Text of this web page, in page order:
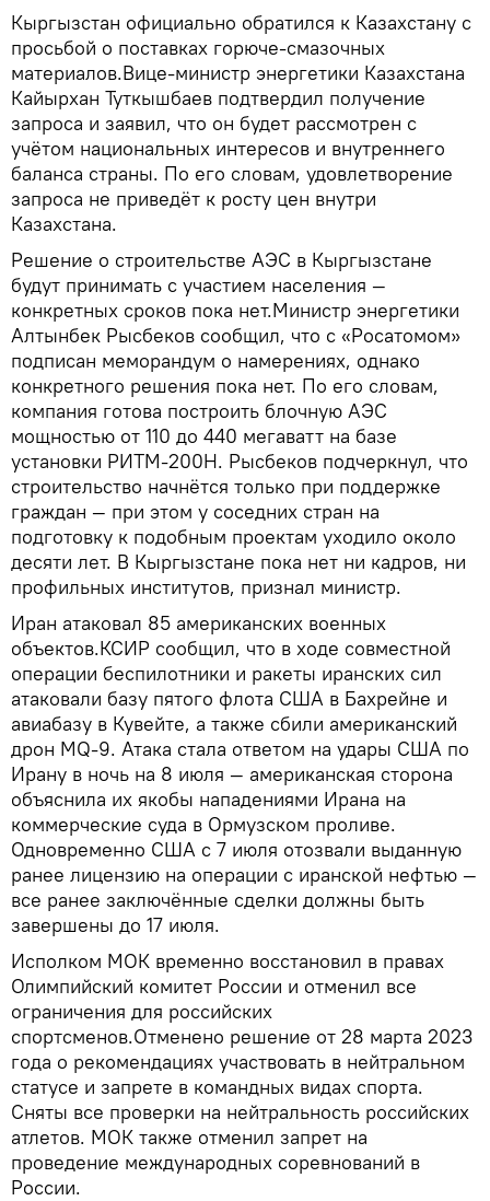
Кыргызстан официально обратился к Казахстану с
просьбой о поставках горюче-смазочных
материалов.Вице-министр энергетики Казахстана
Кайырхан Туткышбаев подтвердил получение
запроса и заявил, что он будет рассмотрен с
учётом национальных интересов и внутреннего
баланса страны. По его словам, удовлетворение
запроса не приведёт к росту цен внутри
Казахстана.
Решение о строительстве АЭС в Кыргызстане
будут принимать с участием населения —
конкретных сроков пока нет.Министр энергетики
Алтынбек Рысбеков сообщил, что с «Росатомом»
подписан меморандум о намерениях, однако
конкретного решения пока нет. По его словам,
компания готова построить блочную АЭС
мощностью от 110 до 440 мегаватт на базе
установки РИТМ-200Н. Рысбеков подчеркнул, что
строительство начнётся только при поддержке
граждан — при этом у соседних стран на
подготовку к подобным проектам уходило около
десяти лет. В Кыргызстане пока нет ни кадров, ни
профильных институтов, признал министр.
Иран атаковал 85 американских военных
объектов.КСИР сообщил, что в ходе совместной
операции беспилотники и ракеты иранских сил
атаковали базу пятого флота США в Бахрейне и
авиабазу в Кувейте, а также сбили американский
дрон MQ-9. Атака стала ответом на удары США по
Ирану в ночь на 8 июля — американская сторона
объяснила их якобы нападениями Ирана на
коммерческие суда в Ормузском проливе.
Одновременно США с 7 июля отозвали выданную
ранее лицензию на операции с иранской нефтью —
все ранее заключённые сделки должны быть
завершены до 17 июля.
Исполком МОК временно восстановил в правах
Олимпийский комитет России и отменил все
ограничения для российских
спортсменов.Отменено решение от 28 марта 2023
года о рекомендациях участвовать в нейтральном
статусе и запрете в командных видах спорта.
Сняты все проверки на нейтральность российских
атлетов. МОК также отменил запрет на
проведение международных соревнований в
России.